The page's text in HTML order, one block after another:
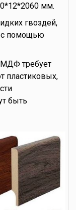
мм.
гвоздей,
с помощью
МДФ требует
пластиковых,
быть